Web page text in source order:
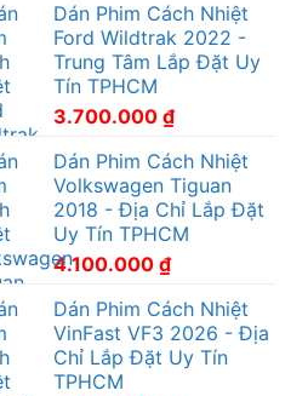
Dán Phim Cách Nhiệt
Ford Wildtrak 2022 -
Trung Tâm Lắp Đặt Uy
Tín TPHCM
3.700.000 ₫
Dán Phim Cách Nhiệt
Volkswagen Tiguan
2018 - Địa Chỉ Lắp Đặt
Uy Tín TPHCM
4.100.000 ₫
Dán Phim Cách Nhiệt
VinFast VF3 2026 - Địa
Chỉ Lắp Đặt Uy Tín
TPHCM